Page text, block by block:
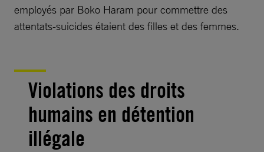
employés par Boko Haram pour commettre des
attentats-suicides étaient des filles et des femmes.
Violations des droits
humains en détention
illégale